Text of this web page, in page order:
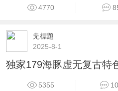
4770
兂標題
2025-8-1
独家179海豚虚无复古特
5355